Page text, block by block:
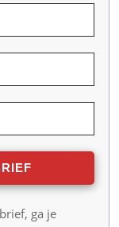
ga je